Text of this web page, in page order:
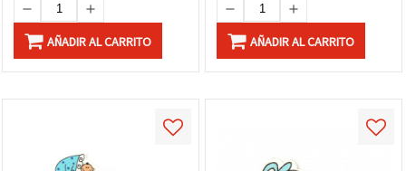
AÑADIR AL CARRITO AÑADIR AL CARRITO